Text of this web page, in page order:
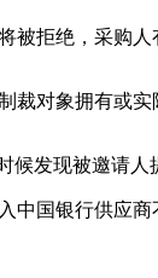
拒绝，采购
裁对象拥有或实
发现被邀请
国银行供应